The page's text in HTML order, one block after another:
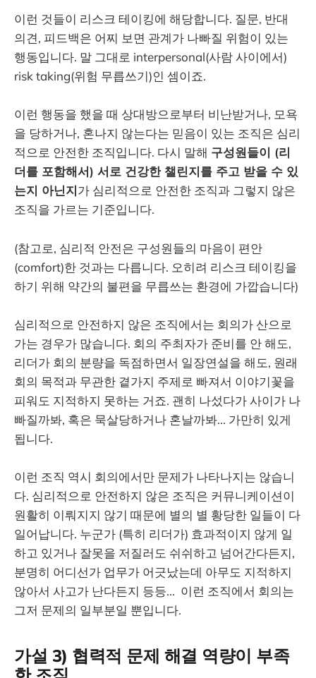
이런 것들이 리스크 테이킹에 해당합니다. 질문, 반대
의견, 피드백은 어찌 보면 관계가 나빠질 위험이 있는
행동입니다. 말 그대로 interpersonal(사람 사이에서)
risk taking(위험 무릅쓰기)인 셈이죠.
이런 행동을 했을 때 상대방으로부터 비난받거나, 모욕
을 당하거나, 혼나지 않는다는 믿음이 있는 조직은 심리
적으로 안전한 조직입니다. 다시 말해 구성원들이 (리
더를 포함해서) 서로 건강한 챌린지를 주고 받을 수 있
는지 아닌지가 심리적으로 안전한 조직과 그렇지 않은
조직을 가르는 기준입니다.
(참고로, 심리적 안전은 구성원들의 마음이 편안
(comfort)한 것과는 다릅니다. 오히려 리스크 테이킹을
하기 위해 약간의 불편을 무릅쓰는 환경에 가깝습니다)
심리적으로 안전하지 않은 조직에서는 회의가 산으로
가는 경우가 많습니다. 회의 주최자가 준비를 안 해도,
리더가 회의 분량을 독점하면서 일장연설을 해도, 원래
회의 목적과 무관한 곁가지 주제로 빠져서 이야기꽃을
피워도 지적하지 못하는 거죠. 괜히 나섰다가 사이가 나
빠질까봐, 혹은 묵살당하거나 혼날까봐... 가만히 있게
됩니다.
이런 조직 역시 회의에서만 문제가 나타나지는 않습니
다. 심리적으로 안전하지 않은 조직은 커뮤니케이션이
원활히 이뤄지지 않기 때문에 별의 별 황당한 일들이 다
일어납니다. 누군가 (특히 리더가) 효과적이지 않게 일
하고 있거나 잘못을 저질러도 쉬쉬하고 넘어간다든지,
분명히 어디선가 업무가 어긋났는데 아무도 지적하지
않아서 사고가 난다든지 등등... 이런 조직에서 회의는
그저 문제의 일부분일 뿐입니다.
가설 3) 협력적 문제 해결 역량이 부족